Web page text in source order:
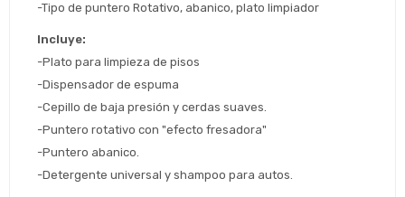
-Tipo de puntero Rotativo, abanico, plato limpiador
Incluye:
-Plato para limpieza de pisos
-Dispensador de espuma
-Cepillo de baja presión y cerdas suaves.
-Puntero rotativo con "efecto fresadora"
-Puntero abanico.
-Detergente universal y shampoo para autos.